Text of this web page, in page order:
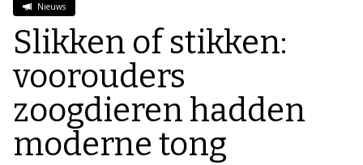
Nieuws
Slikken of stikken:
voorouders
zoogdieren hadden
moderne tong